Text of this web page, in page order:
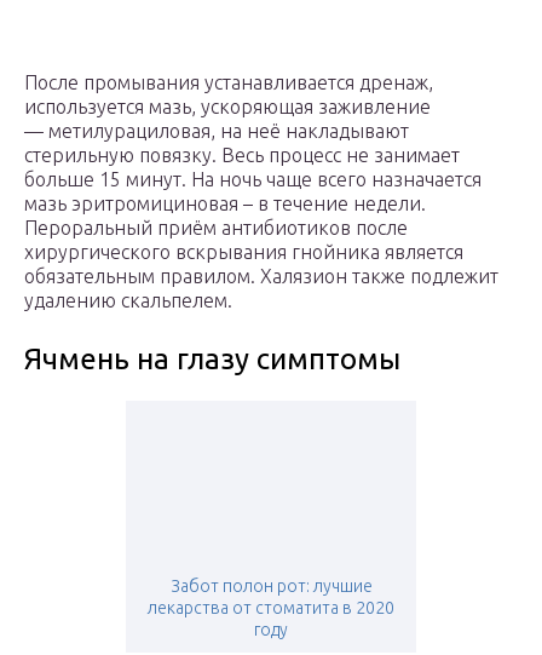
После промывания устанавливается дренаж,
используется мазь, ускоряющая заживление
— метилурациловая, на неё накладывают
стерильную повязку. Весь процесс не занимает
больше 15 минут. На ночь чаще всего назначается
мазь эритромициновая – в течение недели.
Пероральный приём антибиотиков после
хирургического вскрывания гнойника является
обязательным правилом. Халязион также подлежит
удалению скальпелем.
Ячмень на глазу симптомы
Забот полон рот: лучшие
лекарства от стоматита в 2020
году